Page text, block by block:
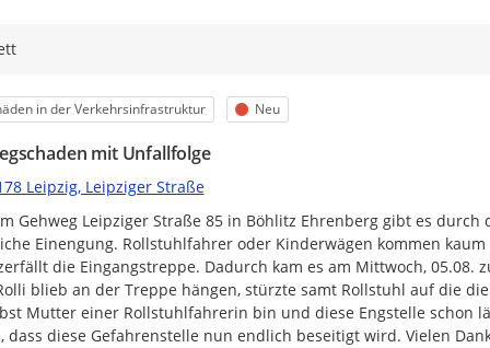
in der Verkehrsinfrastruktur Status
Neu
mit Unfallfolge
Leipzig, Leipziger Straße
Gehweg Leipziger Straße 85 in Böhlitz Ehrenberg gibt es
Einengung. Rollstuhlfahrer oder Kinderwägen kommen
die Eingangstreppe. Dadurch kam es am Mittwoch, 05.08.
blieb an der Treppe hängen, stürzte samt Rollstuhl auf die
Mutter einer Rollstuhlfahrerin bin und diese Engstelle schon
dass diese Gefahrenstelle nun endlich beseitigt wird. Vielen